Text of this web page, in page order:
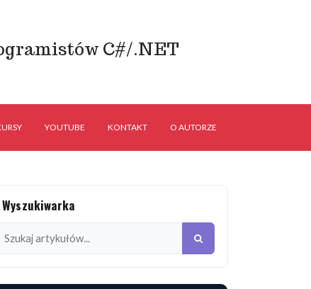
C#/.NET
YOUTUBE KONTAKT O AUTORZE
Wyszukiwarka